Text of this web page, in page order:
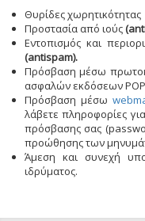
Θυρίδες χωρητικότητας
Προστασία από ιούς
Εντοπισμός και
(antispam).
Πρόσβαση μέσω
ασφαλών εκδόσεων
Πρόσβαση μέσω
λάβετε πληροφορίες
πρόσβασης σας
προώθησης των
Άμεση και συνεχή
ιδρύματος.